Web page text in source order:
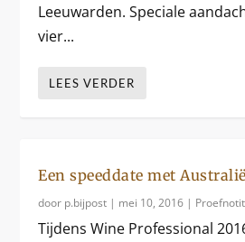
Leeuwarden. Speciale
vier...
LEES VERDER
Een speeddate met Australië
door p.bijpost | mei 10, 2016 |
Tijdens Wine Professional